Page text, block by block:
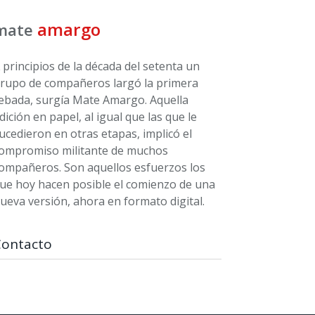
amargo
principios de la década del setenta un
de compañeros largó la primera
surgía Mate Amargo. Aquella
en papel, al igual que las que le
en otras etapas, implicó el
militante de muchos
Son aquellos esfuerzos los
hoy hacen posible el comienzo de una
versión, ahora en formato digital.